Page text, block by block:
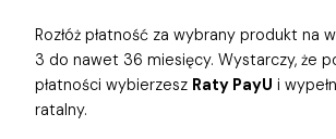
Rozłóż płatność za wybrany produkt na
3 do nawet 36 miesięcy. Wystarczy, że
płatności wybierzesz Raty PayU i
ratalny.